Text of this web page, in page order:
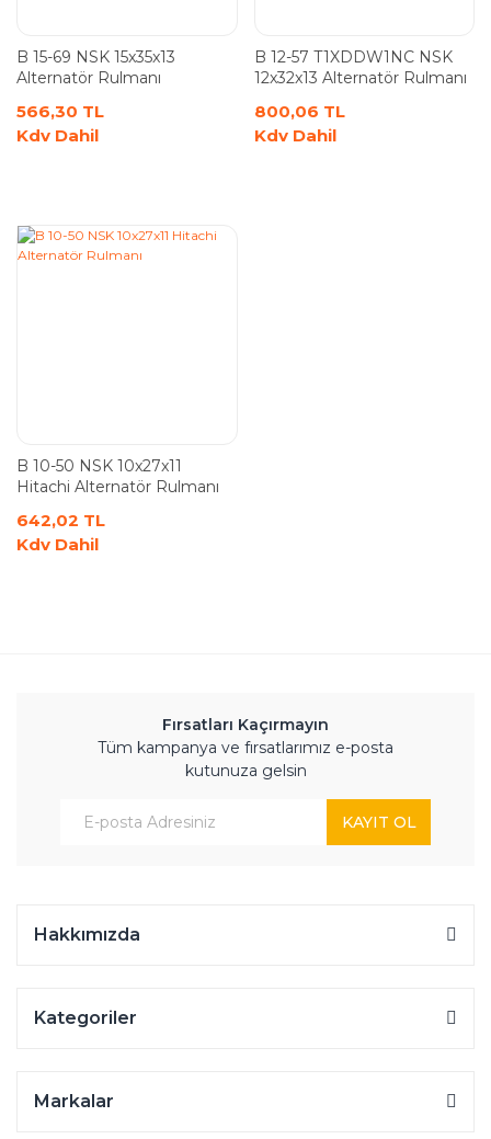
B 15-69 NSK 15x35x13
Alternatör Rulmanı
566,30 TL
Kdv Dahil
B 12-57 T1XDDW1NC NSK
12x32x13 Alternatör Rulmanı
800,06 TL
Kdv Dahil
B 10-50 NSK 10x27x11
Hitachi Alternatör Rulmanı
642,02 TL
Kdv Dahil
Fırsatları Kaçırmayın
Tüm kampanya ve fırsatlarımız e-posta
kutunuza gelsin
KAYIT OL
Hakkımızda
Kategoriler
Markalar